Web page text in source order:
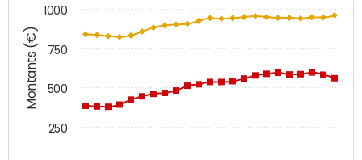
Montants (€)
250
500
750
1000